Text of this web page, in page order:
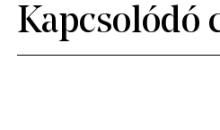
Kapcsolódó